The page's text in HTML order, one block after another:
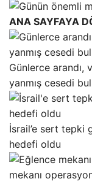
ANA SAYFAYA
Günlerce arandı,
yanmış cesedi
İsrail’e sert tepki
hedefi oldu
mekanı